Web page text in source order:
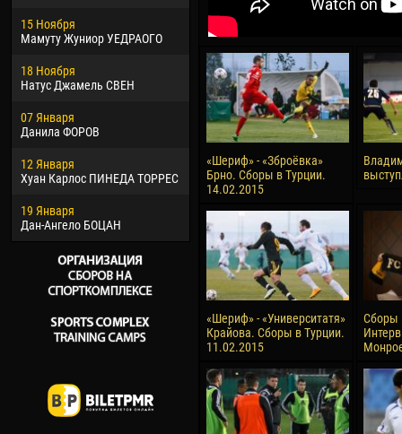
15 Ноября
Мамуту Жуниор УЕДРАОГО
18 Ноября
Натус Джамель СВЕН
07 Января
Данила ФОРОВ
12 Января
Хуан Карлос ПИНЕДА ТОРРЕС
19 Января
Дан-Ангело БОЦАН
Эммануэль АФЕТСЕ
20 Марта
Хайдер Морено АСПРИЛЬЯ
22 Марта
Самба КОНЕ
Витор Уго Морайс де
ОЛИВЕЙРА
28 Марта
Раи ЛОПЕС ДЕ ОЛИВЕЙРА
15
28
«Шериф» - «Зброёвка»
Брно. Сборы в Турции.
14.02.2015
«Шериф» - «Университатя»
Крайова. Сборы в Турции.
11.02.2015
Сборы